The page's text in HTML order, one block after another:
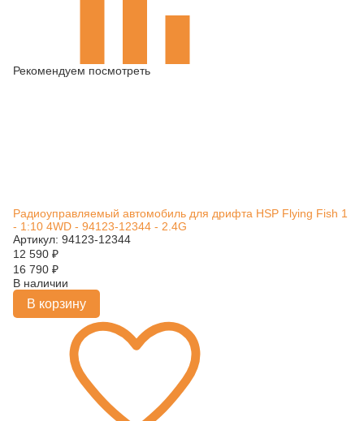
Рекомендуем посмотреть
Радиоуправляемый автомобиль для дрифта HSP Flying Fish 1
- 1:10 4WD - 94123-12344 - 2.4G
Артикул: 94123-12344
12 590 ₽
16 790 ₽
В наличии
В корзину